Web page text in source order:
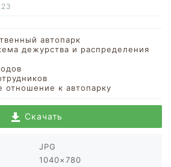
автопарк
дежурства и распределения
отношение к автопарку
Скачать
JPG
1040×780